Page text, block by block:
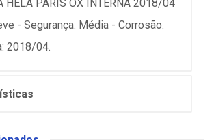
HELA PARIS OX INTERNA 2018/04
- Segurança: Média - Corrosão:
2018/04.